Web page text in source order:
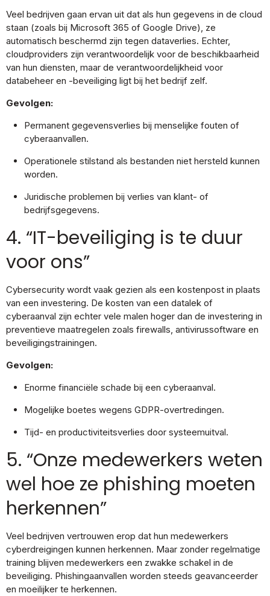
Veel bedrijven gaan ervan uit dat als hun gegevens in de cloud
staan (zoals bij Microsoft 365 of Google Drive), ze
automatisch beschermd zijn tegen dataverlies. Echter,
cloudproviders zijn verantwoordelijk voor de beschikbaarheid
van hun diensten, maar de verantwoordelijkheid voor
databeheer en -beveiliging ligt bij het bedrijf zelf.
Gevolgen:
Permanent gegevensverlies bij menselijke fouten of
cyberaanvallen.
Operationele stilstand als bestanden niet hersteld kunnen
worden.
Juridische problemen bij verlies van klant- of
bedrijfsgegevens.
4. “IT-beveiliging is te duur
voor ons”
Cybersecurity wordt vaak gezien als een kostenpost in plaats
van een investering. De kosten van een datalek of
cyberaanval zijn echter vele malen hoger dan de investering in
preventieve maatregelen zoals firewalls, antivirussoftware en
beveiligingstrainingen.
Gevolgen:
Enorme financiële schade bij een cyberaanval.
Mogelijke boetes wegens GDPR-overtredingen.
Tijd- en productiviteitsverlies door systeemuitval.
5. “Onze medewerkers weten
wel hoe ze phishing moeten
herkennen”
Veel bedrijven vertrouwen erop dat hun medewerkers
cyberdreigingen kunnen herkennen. Maar zonder regelmatige
training blijven medewerkers een zwakke schakel in de
beveiliging. Phishingaanvallen worden steeds geavanceerder
en moeilijker te herkennen.